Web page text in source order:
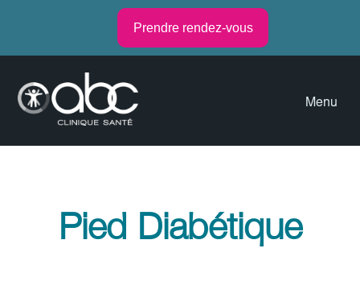
Prendre rendez-vous
Menu
Pied Diabétique